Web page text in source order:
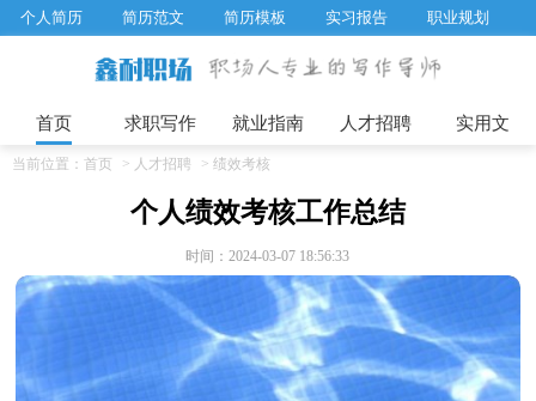
个人简历 简历范文 简历模板 实习报告
职业规划
招聘选拔 企业文化
工作计划
首页 求职写作 就业指南 人才招聘 实用文
当前位置： 首页 > 人才招聘 > 绩效考核
个人绩效考核工作总结
时间：2024-03-07 18:56:33